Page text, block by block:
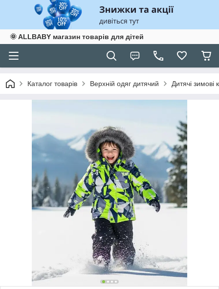
🌞 ALLBABY магазин товарів для дітей
Каталог товарів Верхній одяг дитячий Дитячі зимові